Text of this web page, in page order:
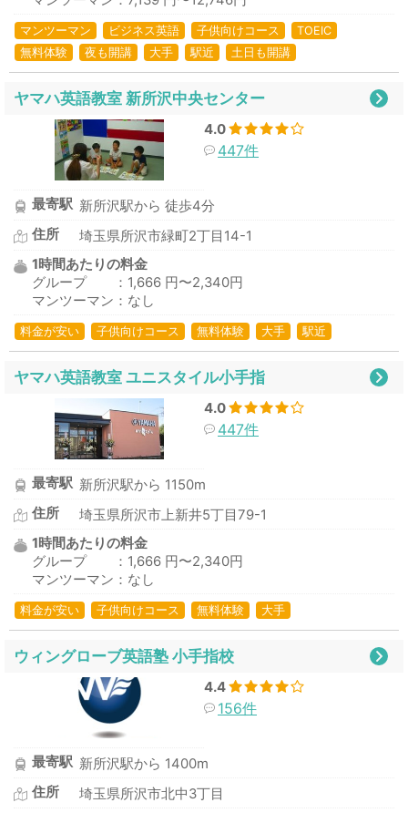
マンツーマン ビジネス英語 子供向けコース
TOEIC
無料体験
夜も開講 大手 駅近 土日も開講
ヤマハ英語教室 新所沢中央センター
4.0
447件
最寄駅 新所沢駅から 徒歩4分
住所
埼玉県所沢市緑町2丁目14-1
1時間あたりの料金
グループ ：1,666 円〜2,340円
マンツーマン：なし
料金が安い 子供向けコース 無料体験 大手 駅近
ヤマハ英語教室 ユニスタイル小手指
4.0
447件
最寄駅 新所沢駅から 1150m
住所
埼玉県所沢市上新井5丁目79-1
1時間あたりの料金
グループ ：1,666 円〜2,340円
マンツーマン：なし
料金が安い 子供向けコース 無料体験 大手
ウィングローブ英語塾 小手指校
4.4
156件
最寄駅 新所沢駅から 1400m
住所
埼玉県所沢市北中3丁目